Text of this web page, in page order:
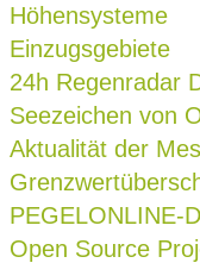
Höhensysteme
Einzugsgebiete
24h Regenradar
Seezeichen von
Aktualität der
PEGELONLINE-
Open Source